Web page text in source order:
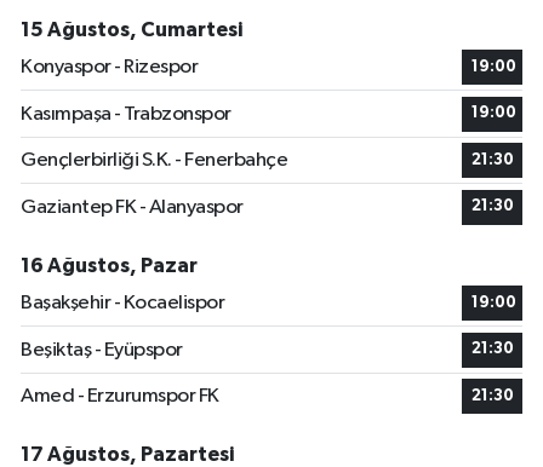
15 Ağustos, Cumartesi
Konyaspor - Rizespor
19:00
Kasımpaşa - Trabzonspor 19:00
Gençlerbirliği S.K. - Fenerbahçe 21:30
Gaziantep FK - Alanyaspor 21:30
16 Ağustos, Pazar
Başakşehir - Kocaelispor
19:00
Beşiktaş - Eyüpspor 21:30
Amed - Erzurumspor FK 21:30
17 Ağustos, Pazartesi